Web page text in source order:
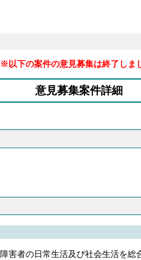
※以下の案件の意見募集は終了しま
意見募集案件詳細
者の日常生活及び社会生活を